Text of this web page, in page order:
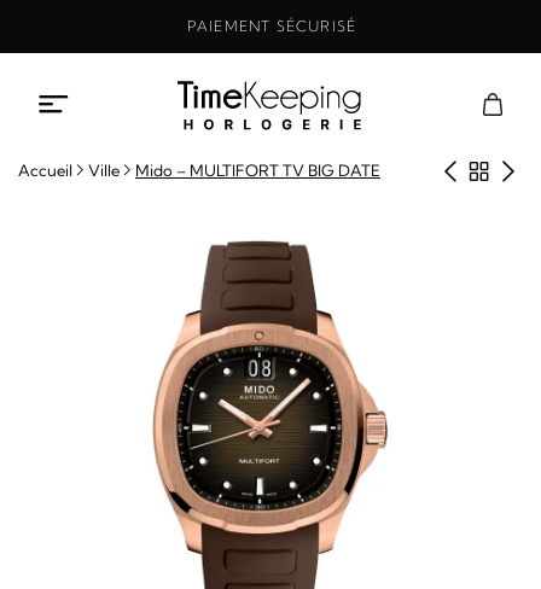
PAIEMENT SÉCURISÉ
Accueil Ville Mido – MULTIFORT TV BIG DATE